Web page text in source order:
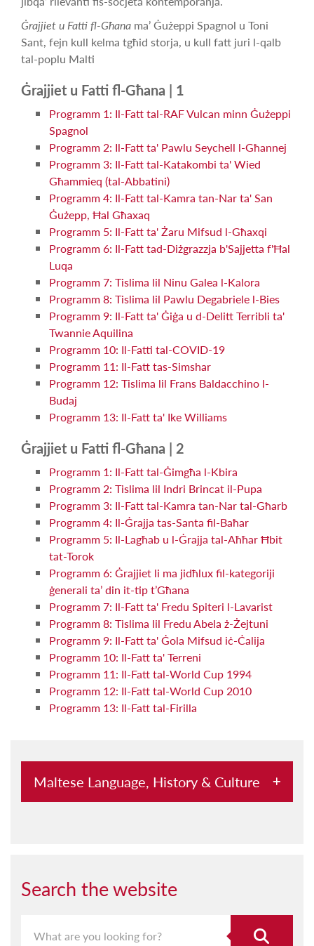
Ġrajjiet u Fatti fl-Għana ma’ Ġużeppi Spagnol u Toni
Sant, fejn kull kelma tgħid storja, u kull fatt juri l-qalb
tal-poplu Malti
Ġrajjiet u Fatti fl-Għana | 1
Programm 1: Il-Fatt tal-RAF Vulcan minn Ġużeppi
Spagnol
Programm 2: Il-Fatt ta' Pawlu Seychell l-Għannej
Programm 3: Il-Fatt tal-Katakombi ta' Wied
Għammieq (tal-Abbatini)
Programm 4: Il-Fatt tal-Kamra tan-Nar ta' San
Ġużepp, Ħal Għaxaq
Programm 5: Il-Fatt ta' Żaru Mifsud l-Għaxqi
Programm 6: Il-Fatt tad-Diżgrazzja b'Sajjetta f'Ħal
Luqa
Programm 7: Tislima lil Ninu Galea l-Kalora
Programm 8: Tislima lil Pawlu Degabriele l-Bies
Programm 9: Il-Fatt ta' Ġiġa u d-Delitt Terribli ta'
Twannie Aquilina
Programm 10: Il-Fatti tal-COVID-19
Programm 11: Il-Fatt tas-Simshar
Programm 12: Tislima lil Frans Baldacchino l-
Budaj
Programm 13: Il-Fatt ta' Ike Williams
Ġrajjiet u Fatti fl-Għana | 2
Programm 1: Il-Fatt tal-Ġimgħa l-Kbira
Programm 2: Tislima lil Indri Brincat il-Pupa
Programm 3: Il-Fatt tal-Kamra tan-Nar tal-Għarb
Programm 4: Il-Ġrajja tas-Santa fil-Baħar
Programm 5: Il-Lagħab u l-Ġrajja tal-Aħħar Ħbit
tat-Torok
Programm 6: Ġrajjiet li ma jidħlux fil-kategoriji
ġenerali ta’ din it-tip t’Għana
Programm 7: Il-Fatt ta' Fredu Spiteri l-Lavarist
Programm 8: Tislima lil Fredu Abela ż-Żejtuni
Programm 9: Il-Fatt ta' Ġola Mifsud iċ-Ċalija
Programm 10: Il-Fatt ta' Terreni
Programm 11: Il-Fatt tal-World Cup 1994
Programm 12: Il-Fatt tal-World Cup 2010
Programm 13: Il-Fatt tal-Firilla
Maltese Language, History & Culture
Aquilina u l-Malti
Archivium Melitensium
Search the website